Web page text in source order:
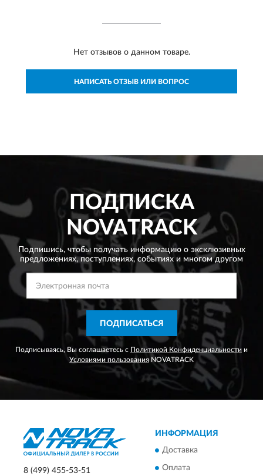
Нет отзывов о данном товаре.
НАПИСАТЬ ОТЗЫВ ИЛИ ВОПРОС
ПОДПИСКА
NOVATRACK
Подпишись, чтобы получать информацию о эксклюзивных
предложениях,поступлениях, событиях и многом другом
ПОДПИСАТЬСЯ
Подписываясь, Вы соглашаетесь с Политикой Конфиденциальности и
Условиями пользования NOVATRACK
8 (499) 455-53-51
ИНФОРМАЦИЯ
Доставка
Оплата